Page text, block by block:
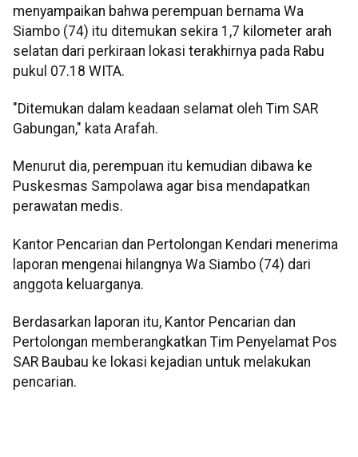
menyampaikan bahwa perempuan bernama Wa
Siambo (74) itu ditemukan sekira 1,7 kilometer arah
selatan dari perkiraan lokasi terakhirnya pada Rabu
pukul 07.18 WITA.
"Ditemukan dalam keadaan selamat oleh Tim SAR
Gabungan," kata Arafah.
Menurut dia, perempuan itu kemudian dibawa ke
Puskesmas Sampolawa agar bisa mendapatkan
perawatan medis.
Kantor Pencarian dan Pertolongan Kendari menerima
laporan mengenai hilangnya Wa Siambo (74) dari
anggota keluarganya.
Berdasarkan laporan itu, Kantor Pencarian dan
Pertolongan memberangkatkan Tim Penyelamat Pos
SAR Baubau ke lokasi kejadian untuk melakukan
pencarian.